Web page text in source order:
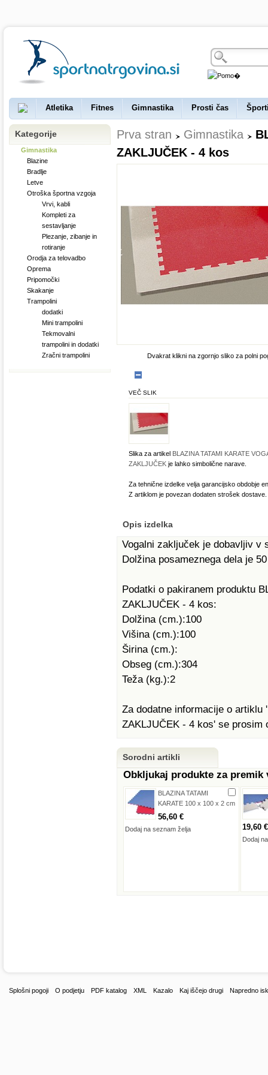
Atletika Fitnes Gimnastika Prosti čas
Kategorije
Gimnastika
Blazine
Bradlje
Letve
Otroška športna vzgoja
Vrvi, kabli
Kompleti za
sestavljanje
Plezanje, zibanje in
rotiranje
Orodja za telovadbo
Oprema
Pripomočki
Skakanje
Trampolini
dodatki
Mini trampolini
Tekmovalni
trampolini in dodatki
Zračni trampolini
Prva stran Gimnastika
ZAKLJUČEK - 4 kos
Dvakrat klikni na zgornjo sliko za polni
VEČ SLIK
Slika za artikel BLAZINA TATAMI KARATE
ZAKLJUČEK je lahko simbolične narave.
Za tehnične izdelke velja garancijsko obdobje
Z artiklom je povezan dodaten strošek dostave.
Opis izdelka
Vogalni zaključek je dobavljiv v
Dolžina posameznega dela je
Podatki o pakiranem produktu
ZAKLJUČEK - 4 kos:
Dolžina (cm.):100
Višina (cm.):100
Širina (cm.):
Obseg (cm.):304
Teža (kg.):2
Za dodatne informacije o artiklu
ZAKLJUČEK - 4 kos' se prosim
Sorodni artikli
Obkljukaj produkte za
BLAZINA TATAMI
KARATE 100 x 100 x 2 cm
56,60 €
Dodaj na seznam želja 19,60 €
Dodaj
Splošni pogoji O podjetju PDF katalog XML Kazalo Kaj iščejo drugi Napredno